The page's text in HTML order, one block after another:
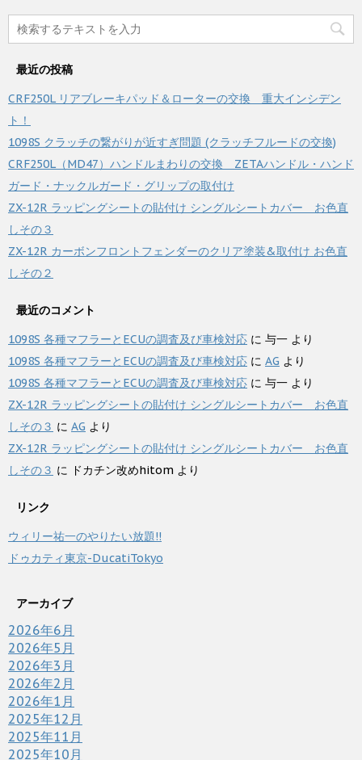
最近の投稿
CRF250L リアブレーキパッド＆ローターの交換 重大インシデン
ト！
1098S クラッチの繋がりが近すぎ問題 (クラッチフルードの交換)
CRF250L（MD47）ハンドルまわりの交換 ZETAハンドル・ハンド
ガード・ナックルガード・グリップの取付け
ZX-12R ラッピングシートの貼付け シングルシートカバー お色直
しその３
ZX-12R カーボンフロントフェンダーのクリア塗装&取付け お色直
しその２
最近のコメント
1098S 各種マフラーとECUの調査及び車検対応 に 与一 より
1098S 各種マフラーとECUの調査及び車検対応 に AG より
1098S 各種マフラーとECUの調査及び車検対応 に 与一 より
ZX-12R ラッピングシートの貼付け シングルシートカバー お色直
しその３ に AG より
ZX-12R ラッピングシートの貼付け シングルシートカバー お色直
しその３ に ドカチン改めhitom より
リンク
ウィリー祐一のやりたい放題!!
ドゥカティ東京-DucatiTokyo
アーカイブ
2026年6月
2026年5月
2026年3月
2026年2月
2026年1月
2025年12月
2025年11月
2025年10月